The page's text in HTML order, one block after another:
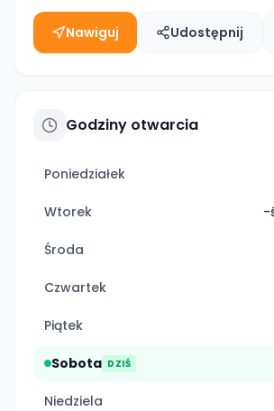
Nawiguj Udostępnij
Godziny otwarcia
Poniedziałek
Wtorek -
Środa
Czwartek
Piątek
Sobota DZIŚ
Niedziela